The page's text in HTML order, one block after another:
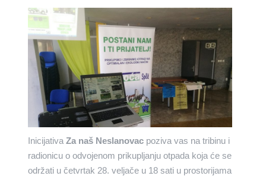
Inicijativa Za naš Neslanovacpoziva vas na tribinu i
radionicu o odvojenom prikupljanju otpada koja će se
održati u četvrtak 28. veljače u 18 sati u prostorijama